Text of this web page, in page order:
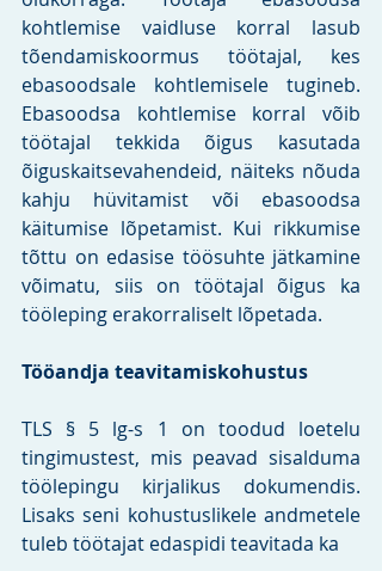
kohtlemise vaidluse korral lasub
tõendamiskoormus töötajal, kes
ebasoodsale kohtlemisele tugineb.
Ebasoodsa kohtlemise korral võib
töötajal tekkida õigus kasutada
õiguskaitsevahendeid, näiteks nõuda
kahju hüvitamist või ebasoodsa
käitumise lõpetamist. Kui rikkumise
tõttu on edasise töösuhte jätkamine
võimatu, siis on töötajal õigus ka
tööleping erakorraliselt lõpetada.
Tööandja teavitamiskohustus
TLS § 5 lg-s 1 on toodud loetelu
tingimustest, mis peavad sisalduma
töölepingu kirjalikus dokumendis.
Lisaks seni kohustuslikele andmetele
tuleb töötajat edaspidi teavitada ka